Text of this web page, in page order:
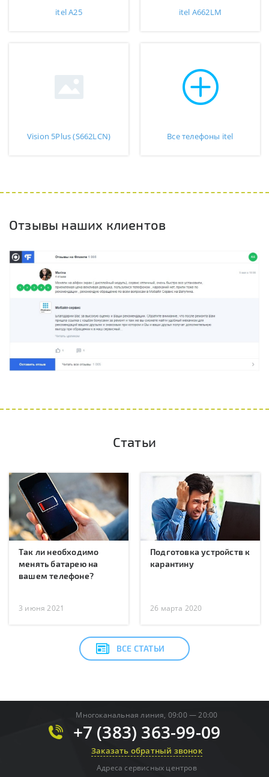
itel A25 itel A662LM
Vision 5Plus (S662LCN) Все телефоны itel
Отзывы наших клиентов
Статьи
Так ли необходимо
менять батарею на
вашем телефоне?
3 июня 2021
Подготовка устройств к
карантину
26 марта 2020
ВСЕ СТАТЬИ
Многоканальная линия, 09:00 — 20:00
+7 (383) 363-99-09
Заказать обратный звонок
Адреса сервисных центров